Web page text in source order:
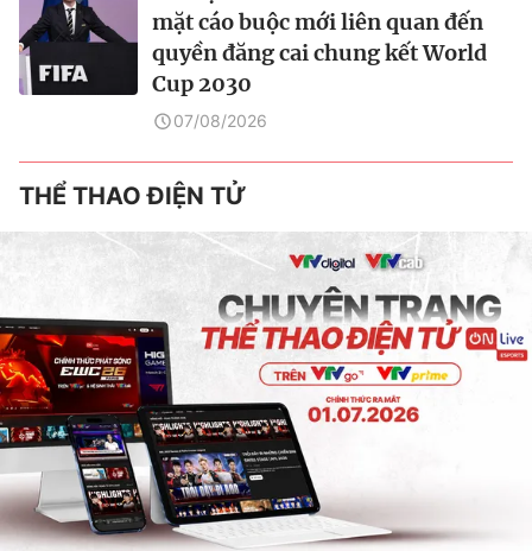
mặt cáo buộc mới liên quan đến
quyền đăng cai chung kết World
Cup 2030
07/08/2026
THỂ THAO ĐIỆN TỬ